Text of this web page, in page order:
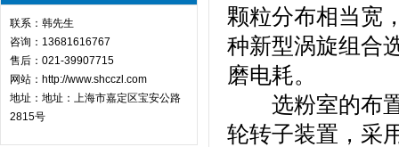
联系：韩先生
咨询：13681616767
售后：021-39907715
网站：http://www.shcczl.com
地址：地址：上海市嘉定区宝安公路
2815号
颗粒分布相当宽
种新型涡旋组合
磨电耗。
选粉室的布置
轮转子装置，采